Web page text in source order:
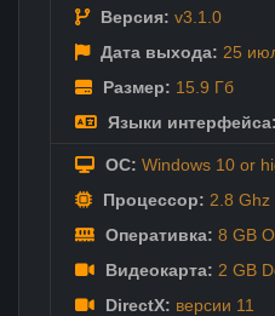
Версия: v3.1.0
Дата выхода: 25
Размер: 15.9 Гб
Языки интерфейса:
ОС: Windows 10 or
Процессор: 2.8 Ghz
Оперативка: 8 GB
Видеокарта: 2 GB
DirectX: версии 11